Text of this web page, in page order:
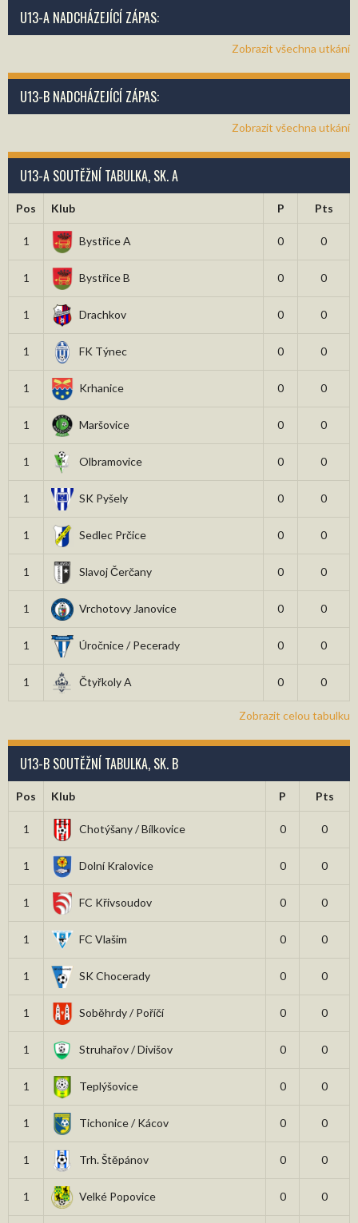
U13-A NADCHÁZEJÍCÍ ZÁPAS:
Zobrazit všechna utkání
U13-B NADCHÁZEJÍCÍ ZÁPAS:
Zobrazit všechna utkání
U13-A SOUTĚŽNÍ TABULKA, SK. A
Pos Klub P Pts
1 Bystřice A 0 0
1 Bystřice B 0 0
1 Drachkov 0 0
1 FK Týnec 0 0
1 Krhanice 0 0
1 Maršovice 0 0
1 Olbramovice 0 0
1 SK Pyšely 0 0
1 Sedlec Prčice 0 0
1 Slavoj Čerčany 0 0
1 Vrchotovy Janovice 0 0
1 Úročnice / Pecerady 0 0
1 Čtyřkoly A 0 0
Zobrazit celou tabulku
U13-B SOUTĚŽNÍ TABULKA, SK. B
Pos Klub P Pts
1 Chotýšany / Bílkovice 0 0
1 Dolní Kralovice 0 0
1 FC Křivsoudov 0 0
1 FC Vlašim 0 0
1 SK Chocerady 0 0
1 Soběhrdy / Poříčí 0 0
1 Struhařov / Divišov 0 0
1 Teplýšovice 0 0
1 Tichonice / Kácov 0 0
1 Trh. Štěpánov 0 0
1 Velké Popovice 0 0